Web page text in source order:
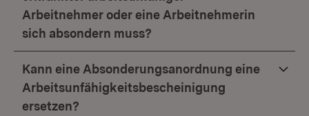
Arbeitnehmer oder eine Arbeitnehmerin
sich absondern muss?
Kann eine Absonderungsanordnung eine
Arbeitsunfähigkeitsbescheinigung
ersetzen?